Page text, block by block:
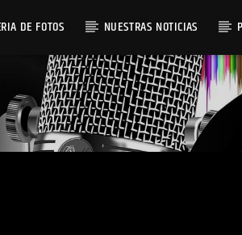
DE FOTOS NUESTRAS NOTICIAS